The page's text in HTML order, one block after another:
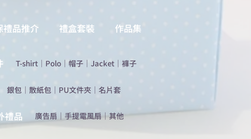
禮品推介 禮盒套裝 作品集
T-shirt ｜ Polo ｜ 帽子 ｜ Jacket ｜ 褲子
​銀包 ｜ 散紙包 ｜ PU文件夾 ｜ 名片套
禮品 ​廣告扇 ｜ 手提電風扇 ｜ 其他